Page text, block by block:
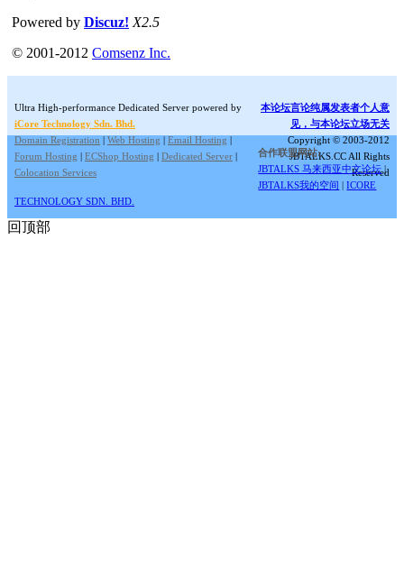
Powered by Discuz! X2.5
© 2001-2012 Comsenz Inc.
Ultra High-performance Dedicated Server powered by
iCore Technology Sdn. Bhd.
Domain Registration | Web Hosting | Email Hosting |
Forum Hosting | ECShop Hosting | Dedicated Server |
Colocation Services
本论坛言论纯属发表者个人意
见，与本论坛立场无关
Copyright © 2003-2012
JBTALKS.CC All Rights
Reserved
合作联盟网站:
JBTALKS 马来西亚中文论坛 |
JBTALKS我的空间 |ICORE
TECHNOLOGY SDN. BHD.
回顶部